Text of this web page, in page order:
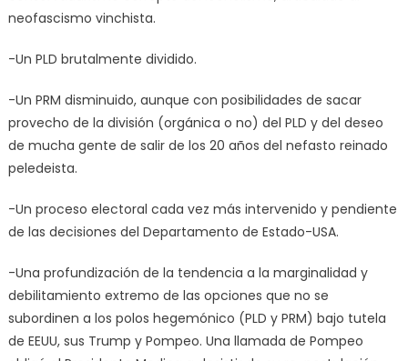
neofascismo vinchista.
-Un PLD brutalmente dividido.
-Un PRM disminuido, aunque con posibilidades de sacar
provecho de la división (orgánica o no) del PLD y del deseo
de mucha gente de salir de los 20 años del nefasto reinado
peledeista.
-Un proceso electoral cada vez más intervenido y pendiente
de las decisiones del Departamento de Estado-USA.
-Una profundización de la tendencia a la marginalidad y
debilitamiento extremo de las opciones que no se
subordinen a los polos hegemónico (PLD y PRM) bajo tutela
de EEUU, sus Trump y Pompeo. Una llamada de Pompeo